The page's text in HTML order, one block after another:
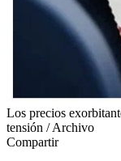
Los precios
tensión / Archivo
Compartir